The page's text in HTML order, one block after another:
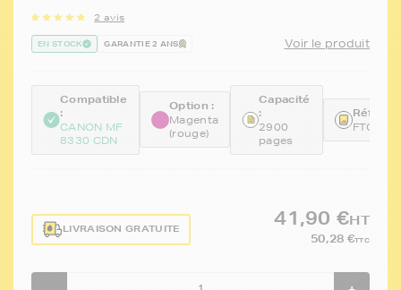
2 avis
EN STOCK GARANTIE 2 ANS Voir le produit
Compatible
:
CANON MF
8330 CDN
Option :
Magenta
(rouge)
Capacité
:
2900
pages
LIVRAISON GRATUITE
41,90 €HT
50,28 €TTC